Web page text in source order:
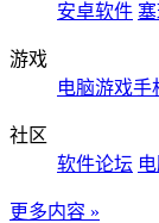
安卓软件
游戏
电脑游戏手
社区
软件论坛
更多内容 »